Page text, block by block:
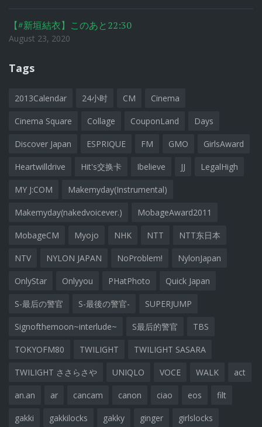
【#新垣結衣】このあと22:30
August 23, 2020
Tags
2013Calendar 24小时 CM Cinema
Cinema Square Collage CouponLand Days
Discover Japan ESPRIQUE FM GMO GirlsAward
Heartwilldrive Hit's交换卡 Ibelieve JJ LegalHigh
MY J:COM Makemyday(Instrumental)
Makemyday(nakedvoicever.) MobageAward2011
MobageCM Myojo NHK NTT NTT东日本
NTV NYLON JAPAN NoProblem! NylonJapan
OnlyStar Onlyyou PHatPhoto Quick Japan
S-最后の警官 S-最後の警官- SUPERJUMP
Signofthemoon~interlude~ S最后的警官 TBS
TOKYOFM80 TWILIGHT TWILIGHT SASARA
TWILIGHT ささらさや UNIQLO VOCE WALK act
an.an ar cancam canon ciao eos filt
gakki gakkilocks gakky ginger girlslocks